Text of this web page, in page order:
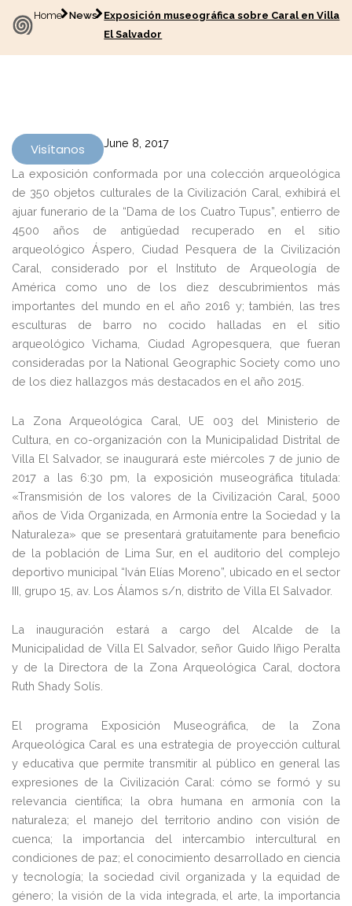
Home News
Exposición museográfica sobre Caral en Villa
El Salvador
Visítanos June 8, 2017
La exposición conformada por una colección arqueológica
de 350 objetos culturales de la Civilización Caral, exhibirá el
ajuar funerario de la “Dama de los Cuatro Tupus”, entierro de
4500 años de antigüedad recuperado en el sitio
arqueológico Áspero, Ciudad Pesquera de la Civilización
Caral, considerado por el Instituto de Arqueología de
América como uno de los diez descubrimientos más
importantes del mundo en el año 2016 y; también, las tres
esculturas de barro no cocido halladas en el sitio
arqueológico Vichama, Ciudad Agropesquera, que fueran
consideradas por la National Geographic Society como uno
de los diez hallazgos más destacados en el año 2015.
La Zona Arqueológica Caral, UE 003 del Ministerio de
Cultura, en co-organización con la Municipalidad Distrital de
Villa El Salvador, se inaugurará este miércoles 7 de junio de
2017 a las 6:30 pm, la exposición museográfica titulada:
«Transmisión de los valores de la Civilización Caral, 5000
años de Vida Organizada, en Armonía entre la Sociedad y la
Naturaleza» que se presentará gratuitamente para beneficio
de la población de Lima Sur, en el auditorio del complejo
deportivo municipal “Iván Elías Moreno”, ubicado en el sector
III, grupo 15, av. Los Álamos s/n, distrito de Villa El Salvador.
La inauguración estará a cargo del Alcalde de la
Municipalidad de Villa El Salvador, señor Guido Iñigo Peralta
y de la Directora de la Zona Arqueológica Caral, doctora
Ruth Shady Solís.
El programa Exposición Museográfica, de la Zona
Arqueológica Caral es una estrategia de proyección cultural
y educativa que permite transmitir al público en general las
expresiones de la Civilización Caral: cómo se formó y su
relevancia científica; la obra humana en armonía con la
naturaleza; el manejo del territorio andino con visión de
cuenca; la importancia del intercambio intercultural en
condiciones de paz; el conocimiento desarrollado en ciencia
y tecnología; la sociedad civil organizada y la equidad de
género; la visión de la vida integrada, el arte, la importancia